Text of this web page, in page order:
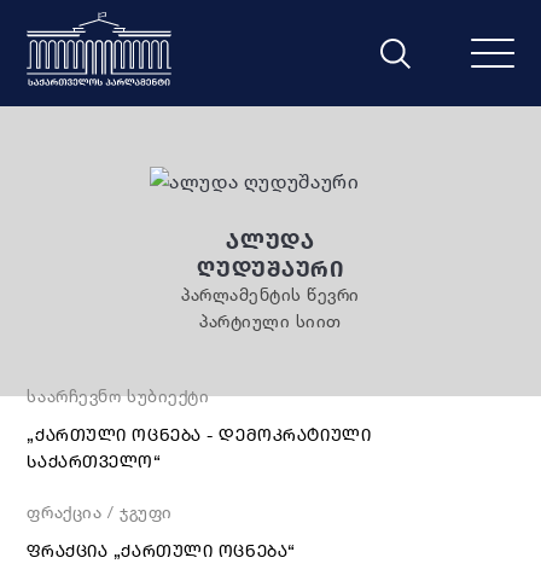
ᲐᲚᲣᲓᲐ
ᲦᲣᲓᲣᲨᲐᲣᲠᲘ
პარლამენტის წევრი
პარტიული სიით
საარჩევნო სუბიექტი
„ᲥᲐᲠᲗᲣᲚᲘ ᲝᲪᲜᲔᲑᲐ - ᲓᲔᲛᲝᲙᲠᲐᲢᲘᲣᲚᲘ
ᲡᲐᲥᲐᲠᲗᲕᲔᲚᲝ“
ფრაქცია / ჯგუფი
ᲤᲠᲐᲥᲪᲘᲐ „ᲥᲐᲠᲗᲣᲚᲘ ᲝᲪᲜᲔᲑᲐ“